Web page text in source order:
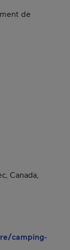
de
Canada,
camping-
une nouvelle